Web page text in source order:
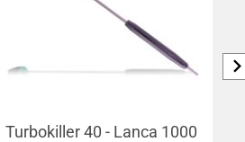
Turbokiller 40 - Lanca 1000